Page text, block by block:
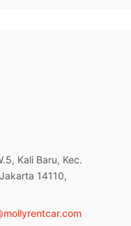
Kali Baru, Kec.
14110,